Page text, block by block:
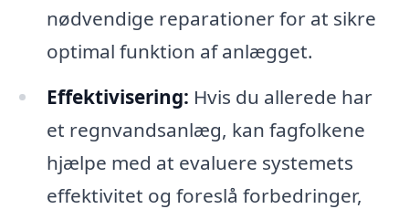
nødvendige reparationer for at sikre
optimal funktion af anlægget.
Effektivisering: Hvis du allerede har
et regnvandsanlæg, kan fagfolkene
hjælpe med at evaluere systemets
effektivitet og foreslå forbedringer,